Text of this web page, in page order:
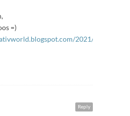
=)
2021/10/freitags-
Reply